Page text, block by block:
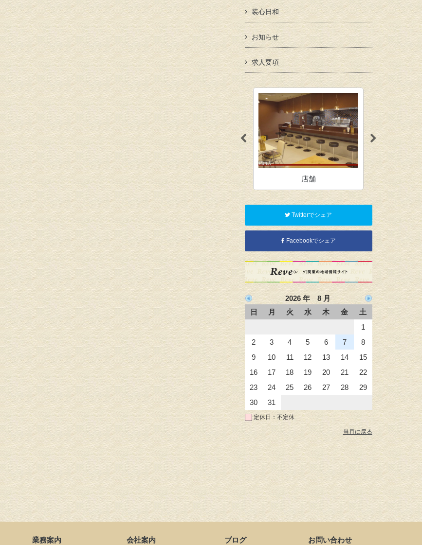
装心日和
お知らせ
求人要項
物品販売 住宅 店舗 オ
Twitterでシェア
Facebookでシェア
2026 年 8 月
日
月 火 水 木 金
土
1
2
3 4 5 6 7
8
9
10 11 12 13 14
15
16
17 18 19 20 21
22
23
24 25 26 27 28
29
30
31
定休日：不定休
当月に戻る
業務案内 会社案内 ブログ お問い合わせ